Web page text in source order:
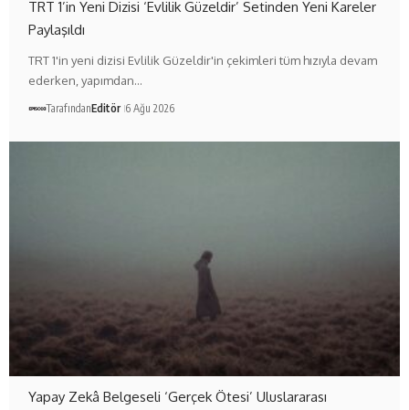
TRT 1’in Yeni Dizisi ‘Evlilik Güzeldir’ Setinden Yeni Kareler
Paylaşıldı
TRT 1'in yeni dizisi Evlilik Güzeldir'in çekimleri tüm hızıyla devam
ederken, yapımdan…
TarafındanEditör 6 Ağu 2026
Yapay Zekâ Belgeseli ‘Gerçek Ötesi’ Uluslararası